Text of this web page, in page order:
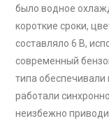
было водное
короткие сроки,
составляло 6 В,
современный
типа
работали
неизбежно